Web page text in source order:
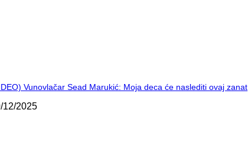
Vunovlačar Sead Marukić: Moja deca će naslediti ovaj zanat
12/2025